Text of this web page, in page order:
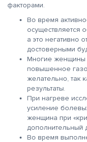
факторами.
Во время
осуществляется
а это негативно
достоверными
Многие женщины
повышенное
желательно, так
результаты.
При нагреве
усиление
женщина при
дополнительный
Во время